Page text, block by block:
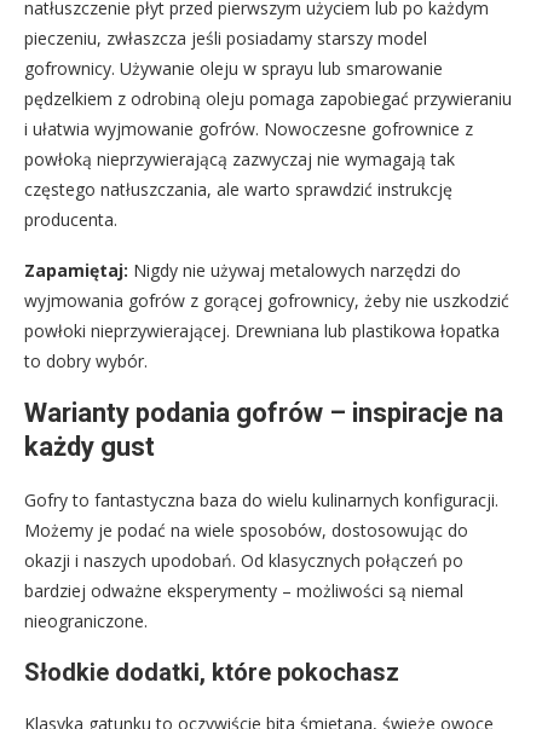
natłuszczenie płyt przed pierwszym użyciem lub po każdym
pieczeniu, zwłaszcza jeśli posiadamy starszy model
gofrownicy. Używanie oleju w sprayu lub smarowanie
pędzelkiem z odrobiną oleju pomaga zapobiegać przywieraniu
i ułatwia wyjmowanie gofrów. Nowoczesne gofrownice z
powłoką nieprzywierającą zazwyczaj nie wymagają tak
częstego natłuszczania, ale warto sprawdzić instrukcję
producenta.
Zapamiętaj: Nigdy nie używaj metalowych narzędzi do
wyjmowania gofrów z gorącej gofrownicy, żeby nie uszkodzić
powłoki nieprzywierającej. Drewniana lub plastikowa łopatka
to dobry wybór.
Warianty podania gofrów – inspiracje na
każdy gust
Gofry to fantastyczna baza do wielu kulinarnych konfiguracji.
Możemy je podać na wiele sposobów, dostosowując do
okazji i naszych upodobań. Od klasycznych połączeń po
bardziej odważne eksperymenty – możliwości są niemal
nieograniczone.
Słodkie dodatki, które pokochasz
Klasyka gatunku to oczywiście bita śmietana, świeże owoce